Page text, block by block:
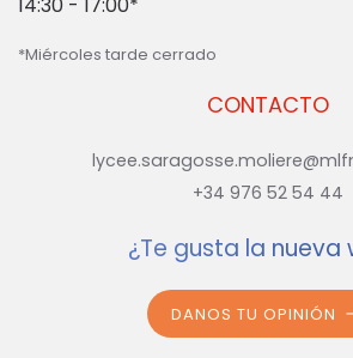
CONTACTO
+34 976 52 54 44
14:30 - 17:00*
*Miércoles tarde cerrado
¿Te gusta la nueva
DANOS TU OPINIÓN